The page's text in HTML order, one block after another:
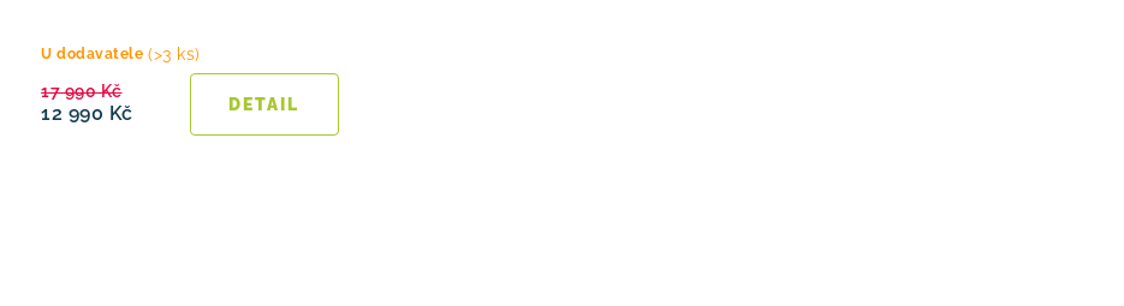
U dodavatele (>3 ks)
12 990 Kč
17 990 Kč